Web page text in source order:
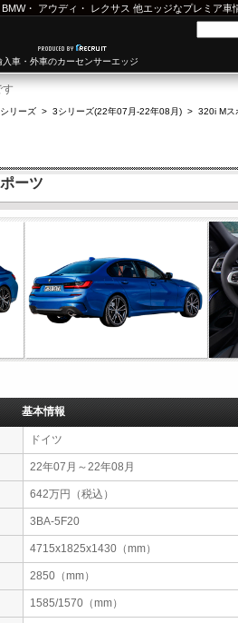
BMW・ アウディ ・ レクサス 他エッジなプレミア車
車・外車のカーセンサーエッジ
す
リーズ > 3シリーズ(22年07月-22年08月) > 320i Mス
ーツ
基本情報
ドイツ
22年07月～22年08月
642万円（税込）
3BA-5F20
4715x1825x1430（mm）
2850（mm）
1585/1570（mm）